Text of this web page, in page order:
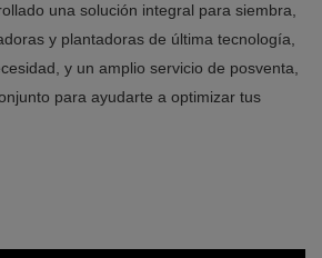
una solución integral para siembra,
y plantadoras de última tecnología,
y un amplio servicio de posventa,
para ayudarte a optimizar tus